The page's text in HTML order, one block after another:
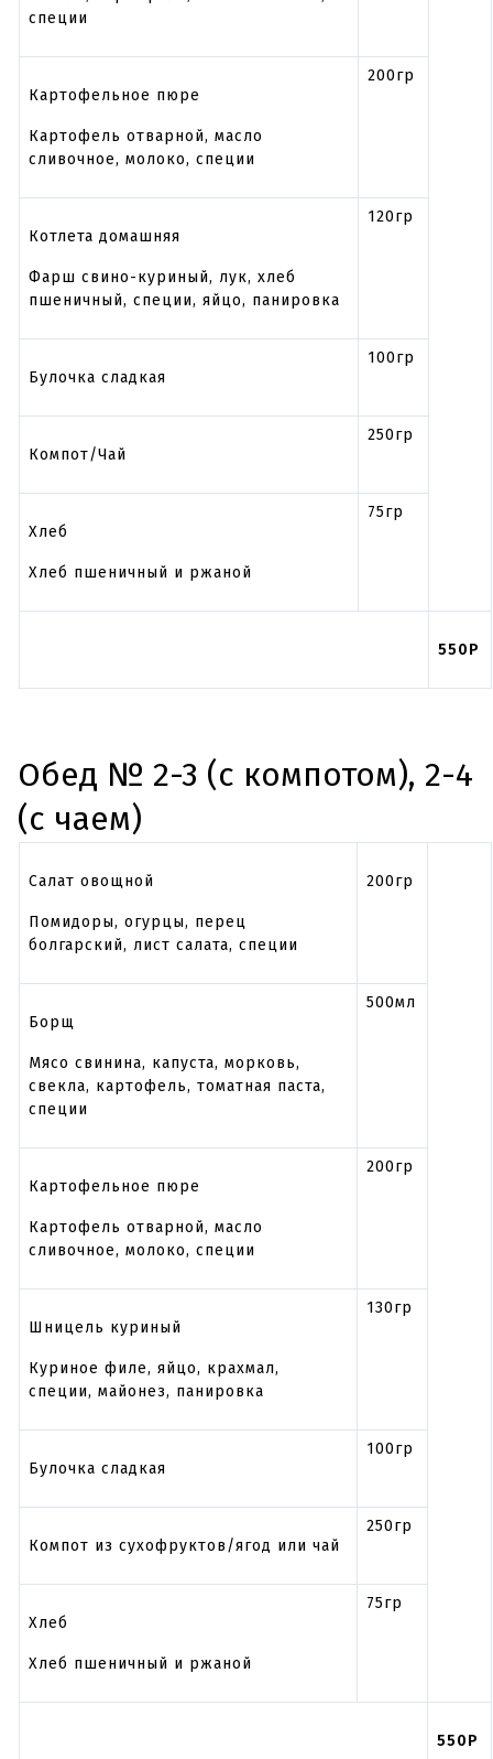
специи
Картофельное пюре
Картофель отварной, масло
сливочное, молоко, специи
200гр
Котлета домашняя
Фарш свино-куриный, лук, хлеб
пшеничный, специи, яйцо, панировка
120гр
Булочка сладкая
100гр
Компот/Чай
250гр
Хлеб
Хлеб пшеничный и ржаной
75гр
550Р
Обед № 2-3 (с компотом), 2-4
(с чаем)
Салат овощной
Помидоры, огурцы, перец
болгарский, лист салата, специи
200гр
Борщ
Мясо свинина, капуста, морковь,
свекла, картофель, томатная паста,
специи
500мл
Картофельное пюре
Картофель отварной, масло
сливочное, молоко, специи
200гр
Шницель куриный
Куриное филе, яйцо, крахмал,
специи, майонез, панировка
130гр
Булочка сладкая
100гр
Компот из сухофруктов/ягод или чай
250гр
Хлеб
Хлеб пшеничный и ржаной
75гр
550Р